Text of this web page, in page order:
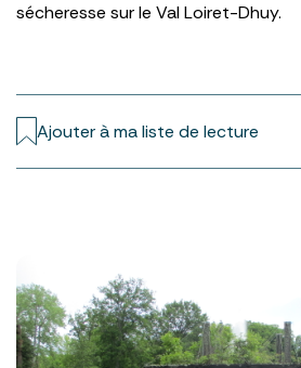
sécheresse sur le Val Loiret-Dhuy.
Ajouter à ma liste de lecture